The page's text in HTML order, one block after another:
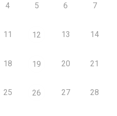
4 5 6 7
11 12 13 14
18 19 20 21
25 26 27 28